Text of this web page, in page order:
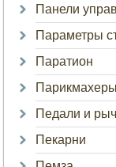
Панели
Параметры
Паратион
Парикмахеры
Педали и
Пекарни